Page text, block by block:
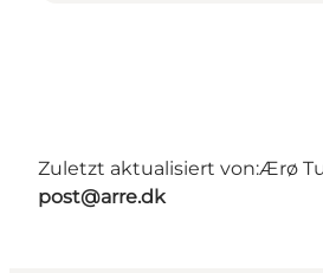
Zuletzt aktualisiert von:Ærø
post@arre.dk